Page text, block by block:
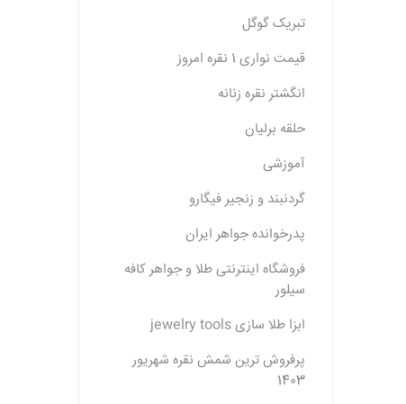
تبریک گوگل
قیمت نواری 1 نقره امروز
انگشتر نقره زنانه
حلقه برلیان
آموزشی
گردنبند و زنجیر فیگارو
پدرخوانده جواهر ایران
فروشگاه اینترنتی طلا و جواهر کافه
سیلور
ابزا طلا سازی jewelry tools
پرفروش ترین شمش نقره شهریور
1403